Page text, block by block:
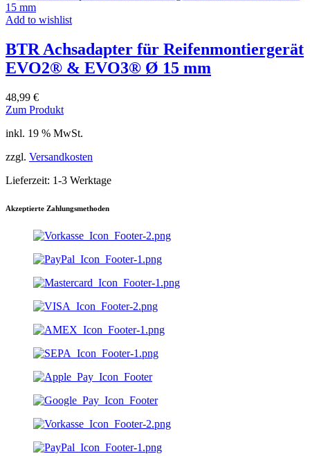
Add to wishlist
BTR Achsadapter für Reifenmontiergerät
EVO2® & EVO3® Ø 15 mm
48,99 €
Zum Produkt
inkl. 19 % MwSt.
zzgl. Versandkosten
Lieferzeit: 1-3 Werktage
Akzeptierte Zahlungsmethoden